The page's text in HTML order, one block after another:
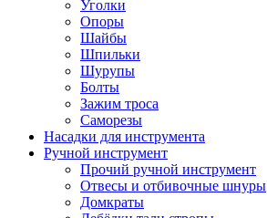
Уголки
Опоры
Шайбы
Шпильки
Шурупы
Болты
Зажим троса
Саморезы
Насадки для инструмента
Ручной инструмент
Прочий ручной инструмент
Отвесы и отбивочные шнуры
Домкраты